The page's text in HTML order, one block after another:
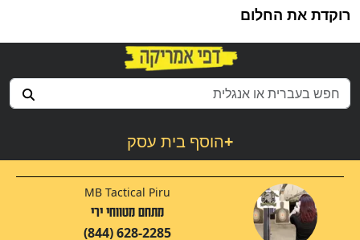
רוקדת את החלום
הוסף בית עסק+
MB Tactical Piru
מתחם מטווחי ירי
(844) 628-2285